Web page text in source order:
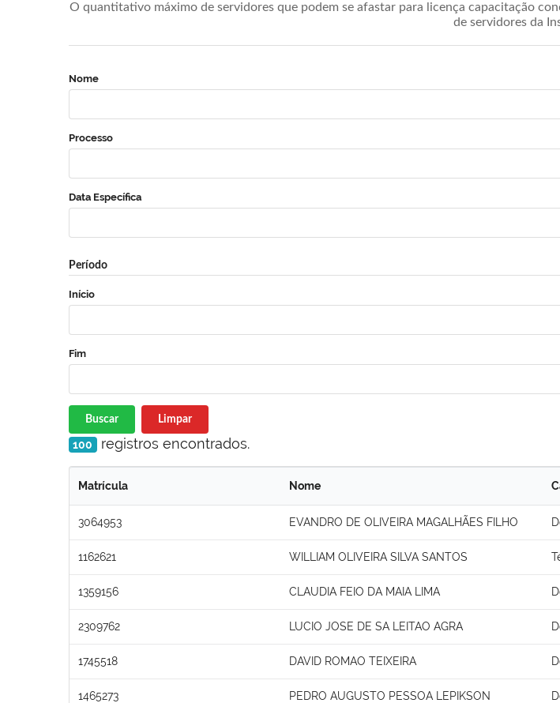
O quantitativo máximo de servidores que podem se afastar para licença capacitação
de servidores da
Nome
Processo
Data Específica
Período
Início
Fim
Buscar Limpar
100 registros encontrados.
Matrícula Nome
3064953 EVANDRO DE OLIVEIRA MAGALHÃES FILHO
1162621 WILLIAM OLIVEIRA SILVA SANTOS
1359156 CLAUDIA FEIO DA MAIA LIMA
2309762 LUCIO JOSE DE SA LEITAO AGRA
1745518 DAVID ROMAO TEIXEIRA
1465273 PEDRO AUGUSTO PESSOA LEPIKSON